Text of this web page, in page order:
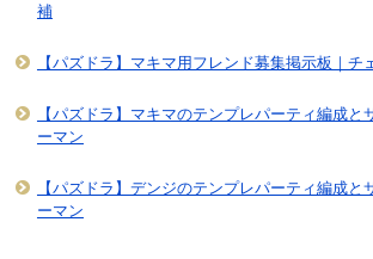
補
【パズドラ】マキマ用フレンド募集掲示板｜チ
【パズドラ】マキマのテンプレパーティ編成と
ーマン
【パズドラ】デンジのテンプレパーティ編成と
ーマン